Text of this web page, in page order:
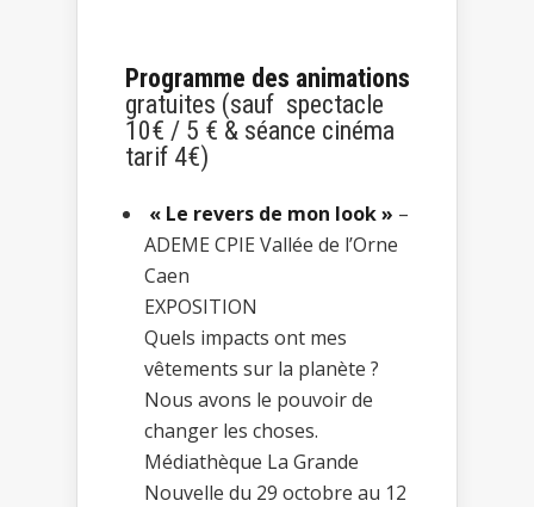
Programme des animations
gratuites (sauf spectacle
10€ / 5 € & séance cinéma
tarif 4€)
« Le revers de mon look » –
ADEME CPIE Vallée de l’Orne
Caen
EXPOSITION
Quels impacts ont mes
vêtements sur la planète ?
Nous avons le pouvoir de
changer les choses.
Médiathèque La Grande
Nouvelle du 29 octobre au 12